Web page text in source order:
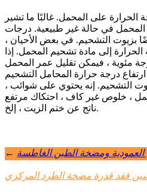
على المحمل. غالبًا ما تشير
المحمل في حالة غير طبيعية. درجات
بزيوت التشحيم. في بعض الأحيان ،
إلى مادة تشحيم المحمل. إذا
درجة الحرارة 125 درجة مئوية ، فيمكن تقليل عمر المحمل
درجة حرارة المحامل التشحيم
التشحيم. إنه يحتوي على شوائب ،
، خلوص غير كاف ، احتكاك مرتفع
ناتج عن ختم الزيت ، إلخ.
← ومضخة الطين الغاطسة
فقد قدرة مضخة الطرد المركزي